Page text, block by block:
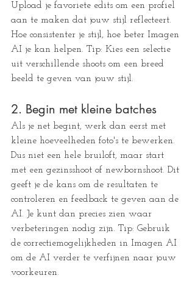
Upload je favoriete edits om een profiel
aan te maken dat jouw stijl reflecteert.
Hoe consistenter je stijl, hoe beter Imagen
AI je kan helpen. Tip: Kies een selectie
uit verschillende shoots om een breed
beeld te geven van jouw stijl.
2. Begin met kleine batches
Als je net begint, werk dan eerst met
kleine hoeveelheden foto's te bewerken.
Dus niet een hele bruiloft, maar start
met een gezinsshoot of newbornshoot. Dit
geeft je de kans om de resultaten te
controleren en feedback te geven aan de
AI. Je kunt dan precies zien waar
verbeteringen nodig zijn. Tip: Gebruik
de correctiemogelijkheden in Imagen AI
om de AI verder te verfijnen naar jouw
voorkeuren.